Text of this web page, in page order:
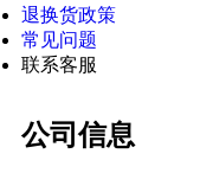
退换货政策
常见问题
联系客服
公司信息